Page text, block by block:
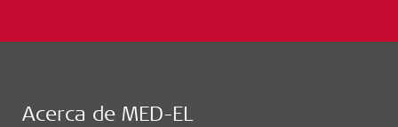
Acerca de MED-EL